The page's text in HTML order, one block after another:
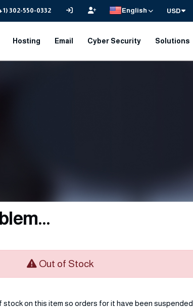
302-550-0332 English USD
Hosting Email Cyber Security Solutions
Out of Stock
stock on this item so orders for it have been suspended